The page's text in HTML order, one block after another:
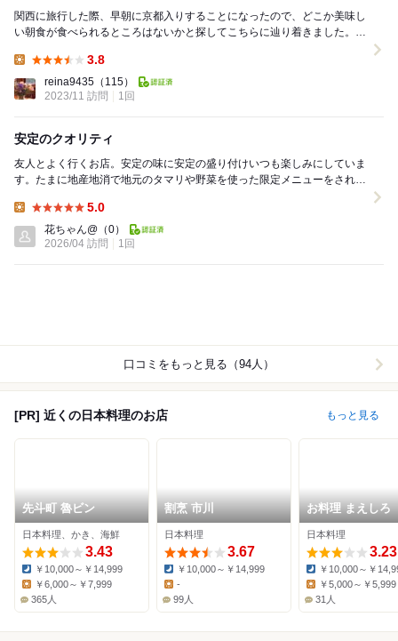
関西に旅行した際、早朝に京都入りすることになったので、どこか美味し
い朝食が食べられるところはないかと探してこちらに辿り着きました。
3.8
reina9435 （115）
2023/11 訪問
1回
安定のクオリティ
友人とよく行くお店。安定の味に安定の盛り付けいつも楽しみにしていま
す。たまに地産地消で地元のタマリや野菜を使った限定メニューをされた
5.0
花ちゃん@ （0）
2026/04 訪問
1回
口コミをもっと見る（94人）
[PR] 近くの日本料理のお店 もっと見る
先斗町 魯ビン
日本料理、かき、海鮮
3.43
Dinner:
￥10,000～￥14,999
￥6,000～￥7,999
365人
割烹 市川
日本料理
3.67
Dinner:
￥10,000～￥14,999
Lunch:
-
99人
お料理 まえしろ
日本料理
3.23
Dinner:
￥10,000～￥
Lunch:
￥5,000～￥5,999
31人